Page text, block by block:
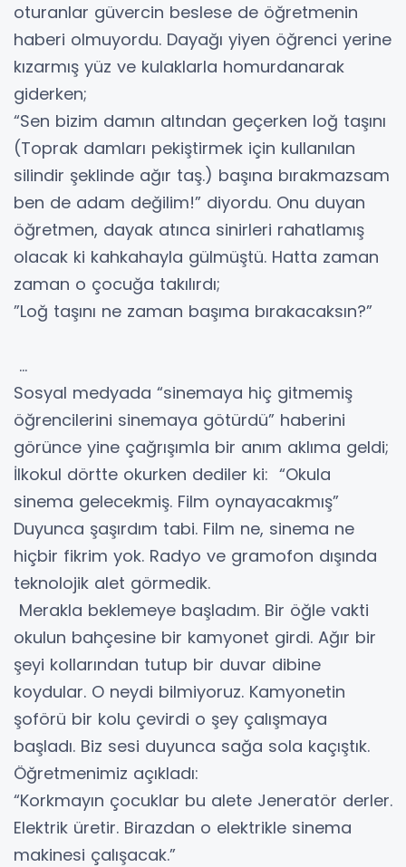
oturanlar güvercin beslese de öğretmenin
haberi olmuyordu. Dayağı yiyen öğrenci yerine
kızarmış yüz ve kulaklarla homurdanarak
giderken;
“Sen bizim damın altından geçerken loğ taşını
(Toprak damları pekiştirmek için kullanılan
silindir şeklinde ağır taş.) başına bırakmazsam
ben de adam değilim!” diyordu. Onu duyan
öğretmen, dayak atınca sinirleri rahatlamış
olacak ki kahkahayla gülmüştü. Hatta zaman
zaman o çocuğa takılırdı;
”Loğ taşını ne zaman başıma bırakacaksın?”
…
Sosyal medyada “sinemaya hiç gitmemiş
öğrencilerini sinemaya götürdü” haberini
görünce yine çağrışımla bir anım aklıma geldi;
İlkokul dörtte okurken dediler ki: “Okula
sinema gelecekmiş. Film oynayacakmış”
Duyunca şaşırdım tabi. Film ne, sinema ne
hiçbir fikrim yok. Radyo ve gramofon dışında
teknolojik alet görmedik.
Merakla beklemeye başladım. Bir öğle vakti
okulun bahçesine bir kamyonet girdi. Ağır bir
şeyi kollarından tutup bir duvar dibine
koydular. O neydi bilmiyoruz. Kamyonetin
şoförü bir kolu çevirdi o şey çalışmaya
başladı. Biz sesi duyunca sağa sola kaçıştık.
Öğretmenimiz açıkladı:
“Korkmayın çocuklar bu alete Jeneratör derler.
Elektrik üretir. Birazdan o elektrikle sinema
makinesi çalışacak.”